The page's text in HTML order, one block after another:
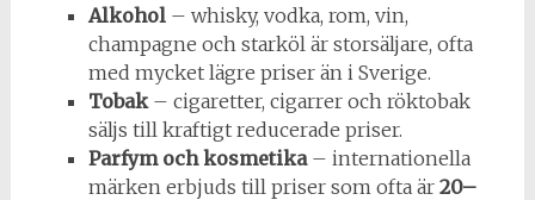
Alkohol– whisky, vodka, rom, vin,
champagne och starköl är storsäljare, ofta
med mycket lägre priser än i Sverige.
Tobak– cigaretter, cigarrer och röktobak
säljs till kraftigt reducerade priser.
Parfym och kosmetika– internationella
märken erbjuds till priser som ofta är 20–